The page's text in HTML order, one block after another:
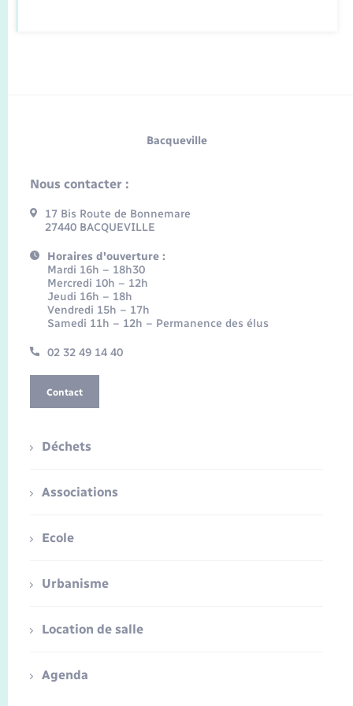
Bacqueville
Nous contacter :
17 Bis Route de Bonnemare
27440 BACQUEVILLE
Horaires d'ouverture :
Mardi 16h – 18h30
Mercredi 10h – 12h
Jeudi 16h – 18h
Vendredi 15h – 17h
Samedi 11h – 12h – Permanence des élus
02 32 49 14 40
Contact
Déchets
Associations
Ecole
Urbanisme
Location de salle
Agenda